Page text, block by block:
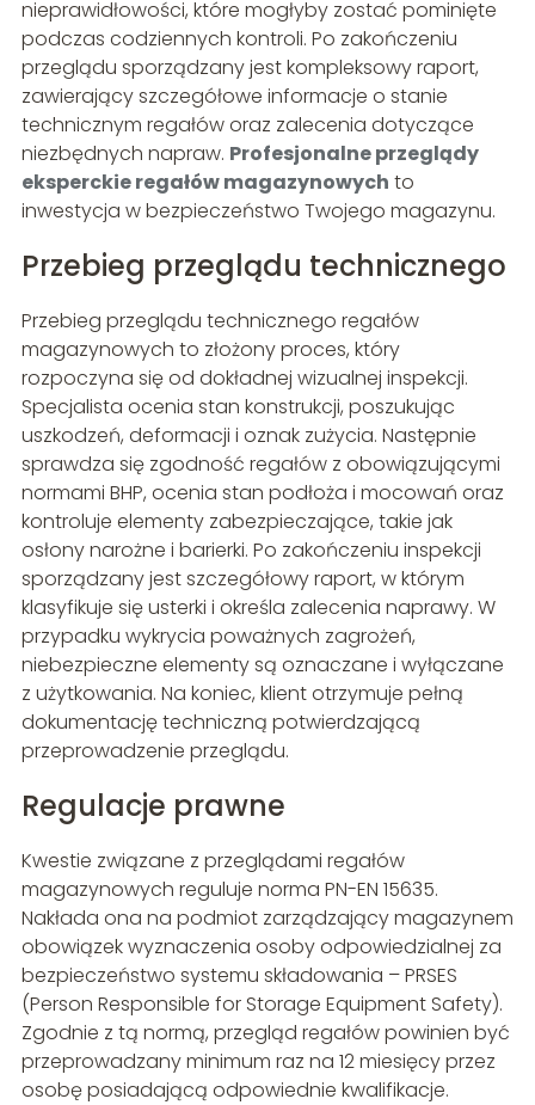
nieprawidłowości, które mogłyby zostać pominięte
podczas codziennych kontroli. Po zakończeniu
przeglądu sporządzany jest kompleksowy raport,
zawierający szczegółowe informacje o stanie
technicznym regałów oraz zalecenia dotyczące
niezbędnych napraw. Profesjonalne przeglądy
eksperckie regałów magazynowych to
inwestycja w bezpieczeństwo Twojego magazynu.
Przebieg przeglądu technicznego
Przebieg przeglądu technicznego regałów
magazynowych to złożony proces, który
rozpoczyna się od dokładnej wizualnej inspekcji.
Specjalista ocenia stan konstrukcji, poszukując
uszkodzeń, deformacji i oznak zużycia. Następnie
sprawdza się zgodność regałów z obowiązującymi
normami BHP, ocenia stan podłoża i mocowań oraz
kontroluje elementy zabezpieczające, takie jak
osłony narożne i barierki. Po zakończeniu inspekcji
sporządzany jest szczegółowy raport, w którym
klasyfikuje się usterki i określa zalecenia naprawy. W
przypadku wykrycia poważnych zagrożeń,
niebezpieczne elementy są oznaczane i wyłączane
z użytkowania. Na koniec, klient otrzymuje pełną
dokumentację techniczną potwierdzającą
przeprowadzenie przeglądu.
Regulacje prawne
Kwestie związane z przeglądami regałów
magazynowych reguluje norma PN-EN 15635.
Nakłada ona na podmiot zarządzający magazynem
obowiązek wyznaczenia osoby odpowiedzialnej za
bezpieczeństwo systemu składowania – PRSES
(Person Responsible for Storage Equipment Safety).
Zgodnie z tą normą, przegląd regałów powinien być
przeprowadzany minimum raz na 12 miesięcy przez
osobę posiadającą odpowiednie kwalifikacje.